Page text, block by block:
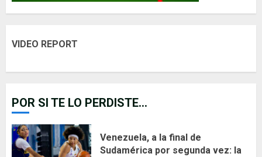
VIDEO REPORT
POR SI TE LO PERDISTE...
Venezuela, a la final de
Sudamérica por segunda vez: la